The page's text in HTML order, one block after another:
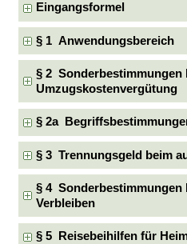
Eingangsformel
§ 1 Anwendungsbereich
§ 2 Sonderbestimmungen
Umzugskostenvergütung
§ 2a
§ 3 Trennungsgeld beim
§ 4 Sonderbestimmungen
Verbleiben
§ 5 Reisebeihilfen für